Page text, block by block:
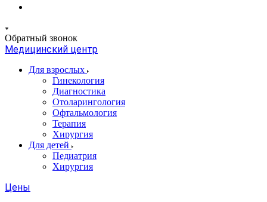
Обратный звонок
Медицинский центр
Для взрослых
Гинекология
Диагностика
Отоларингология
Офтальмология
Терапия
Хирургия
Для детей
Педиатрия
Хирургия
Цены